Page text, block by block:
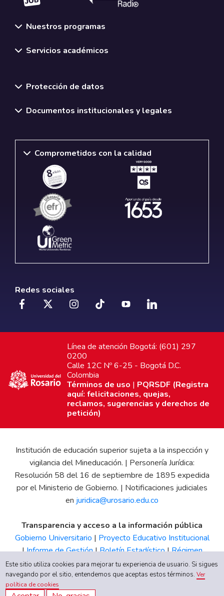
Nuestros programas
Servicios académicos
Protección de datos
Documentos institucionales y legales
Comprometidos con la calidad
Redes sociales
Línea de atención Bogotá: (601) 297
0200
Calle 12C Nº 6-25 - Bogotá D.C.
Colombia
Términos de uso | PQRSDF (Registra
aquí: felicitaciones, quejas,
reclamos, sugerencias y derechos de
petición)
Institución de educación superior sujeta a la inspección y
vigilancia del Mineducación. | Personería Jurídica:
Resolución 58 del 16 de septiembre de 1895 expedida
por el Ministerio de Gobierno. | Notificaciones judiciales
en juridica@urosario.edu.co
Transparencia y acceso a la información pública
Gobierno Universitario | Proyecto Educativo Institucional
|Informe de Gestión|Boletín Estadístico|Régimen
Tributario|Estados Financieros |Código de Ética| Canal
de Integridad UR
Este sitio utiliza cookies para mejorar tu experiencia de usuario. Si sigues
navegando por el sitio, entendemos que aceptas estos términos.Ver
política de cookies